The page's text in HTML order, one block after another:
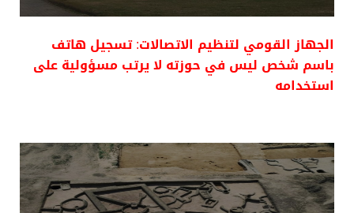
الجهاز القومي لتنظيم الاتصالات: تسجيل هاتف
باسم شخص ليس في حوزته لا يرتب مسؤولية على
استخدامه